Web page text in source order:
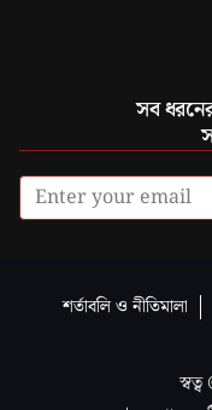
সব
শর্তাবলি ও নীতিমালা